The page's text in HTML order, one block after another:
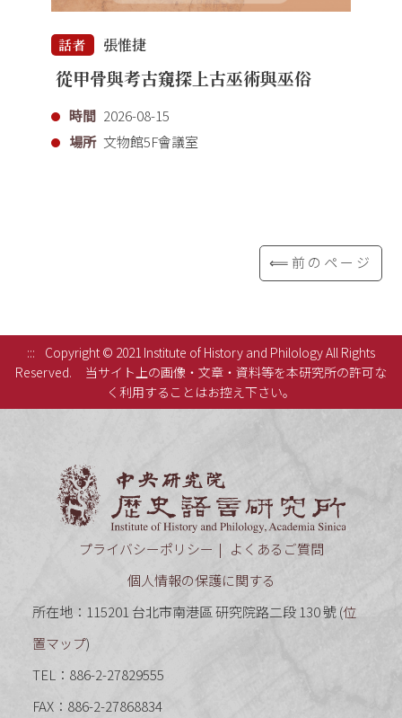
話者 張惟捷
從甲骨與考古窺探上古巫術與巫俗
時間 2026-08-15
場所 文物館5F會議室
⟸前のページ
:::
Copyright © 2021 Institute of History and Philology All Rights
Reserved.
当サイト上の画像・文章・資料等を本研究所の許可な
く利用することはお控え下さい。
プライバシーポリシー
よくあるご質問
個人情報の保護に関する
所在地：115201 台北市南港區 研究院路二段 130 號 (位
置マップ)
TEL：886-2-27829555
FAX：886-2-27868834